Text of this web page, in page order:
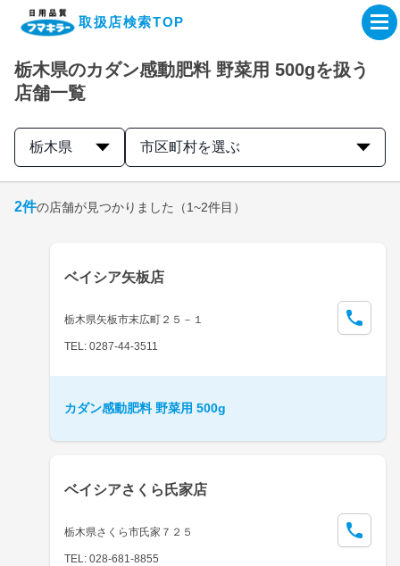
取扱店検索TOP
企業・IR情報サイト
製品情報サイト
取扱店検索はこちら
栃木県のカダン感動肥料 野菜用 500gを扱う
店舗一覧
栃木県 市区町村を選ぶ
2件の店舗が見つかりました （1~2件目）
ベイシア矢板店
栃木県矢板市末広町２５－１
TEL: 0287-44-3511
カダン感動肥料 野菜用 500g
ベイシアさくら氏家店
栃木県さくら市氏家７２５
TEL: 028-681-8855